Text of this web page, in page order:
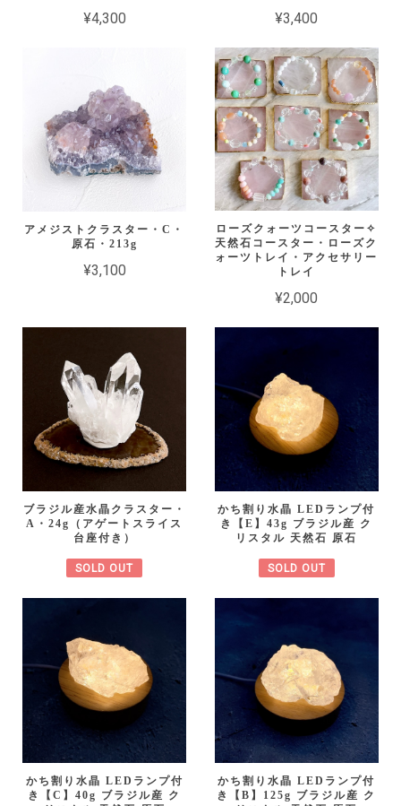
¥4,300 ¥3,400
アメジストクラスター・C・
原石・213g
¥3,100
ローズクォーツコースター✧
天然石コースター・ローズク
ォーツトレイ・アクセサリー
トレイ
¥2,000
ブラジル産水晶クラスター・
A・24g（アゲートスライス
台座付き）
SOLD OUT
かち割り水晶 LEDランプ付
き【E】43g ブラジル産 ク
リスタル 天然石 原石
SOLD OUT
かち割り水晶 LEDランプ付
き【C】40g ブラジル産 ク
かち割り水晶 LEDランプ付
き【B】125g ブラジル産 ク